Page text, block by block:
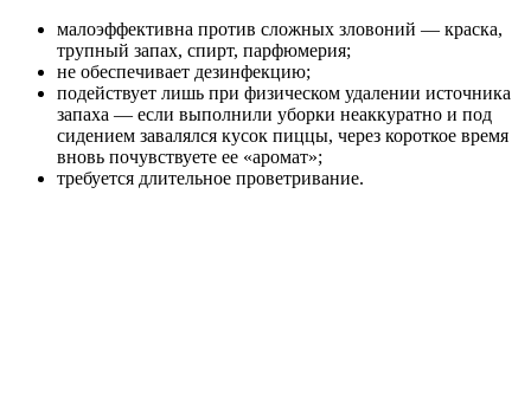
малоэффективна против сложных зловоний — краска,
трупный запах, спирт, парфюмерия;
не обеспечивает дезинфекцию;
подействует лишь при физическом удалении источника
запаха — если выполнили уборки неаккуратно и под
сидением завалялся кусок пиццы, через короткое время
вновь почувствуете ее «аромат»;
требуется длительное проветривание.